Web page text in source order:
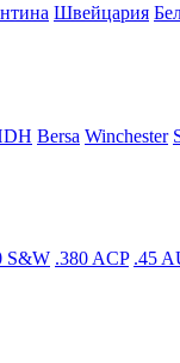
Швейцария
Bersa Winchester
S&W .380 ACP .45